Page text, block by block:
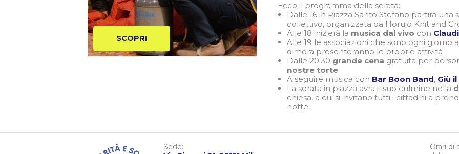
SCOPRI
Ecco il programma della serata:
Dalle 16 in Piazza Santo Stefano partirà una
collettivo, organizzata da Horujo Knit and
Alle 18 inizierà la musica dal vivo con
Alle 19 le associazioni che sono ogni giorno
dimora presenteranno le proprie attività
Dalle 20.30 grande cena gratuita per
nostre torte
A seguire musica con Bar Boon Band, Giù
La serata in piazza avrà il suo culmine nella
chiesa, a cui si invitano tutti i cittadini a
notte
Sede:
Orari di